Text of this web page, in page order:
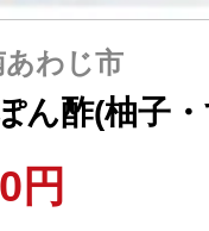
るご質問
わせ
わじ市
ん酢(柚子
円